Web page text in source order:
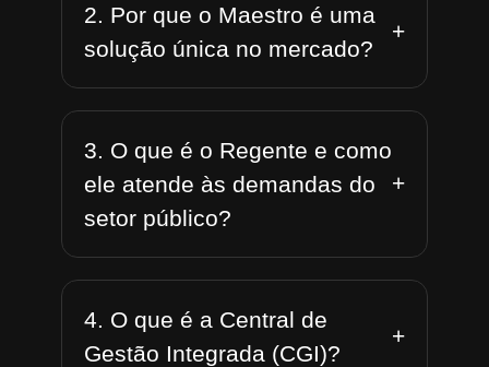
2. Por que o Maestro é uma
solução única no mercado?
+
3. O que é o Regente e como
ele atende às demandas do
setor público?
+
4. O que é a Central de
Gestão Integrada (CGI)?
+